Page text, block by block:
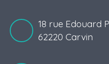
18 rue Edouard
62220 Carvin